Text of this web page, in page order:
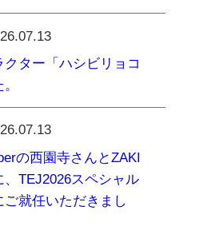
ター「ハシビリョコ
の西園寺さんとZAKI
TEJ2026スペシャル
就任いただきまし